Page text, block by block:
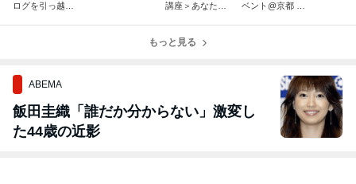
ログを引っ越し
講座＞あなたは
ベント@京都 の
もっと見る
ABEMA
飯田圭織「誰だか分からない」激変し
た44歳の近影